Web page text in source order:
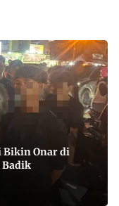
Bikin Onar di
Badik